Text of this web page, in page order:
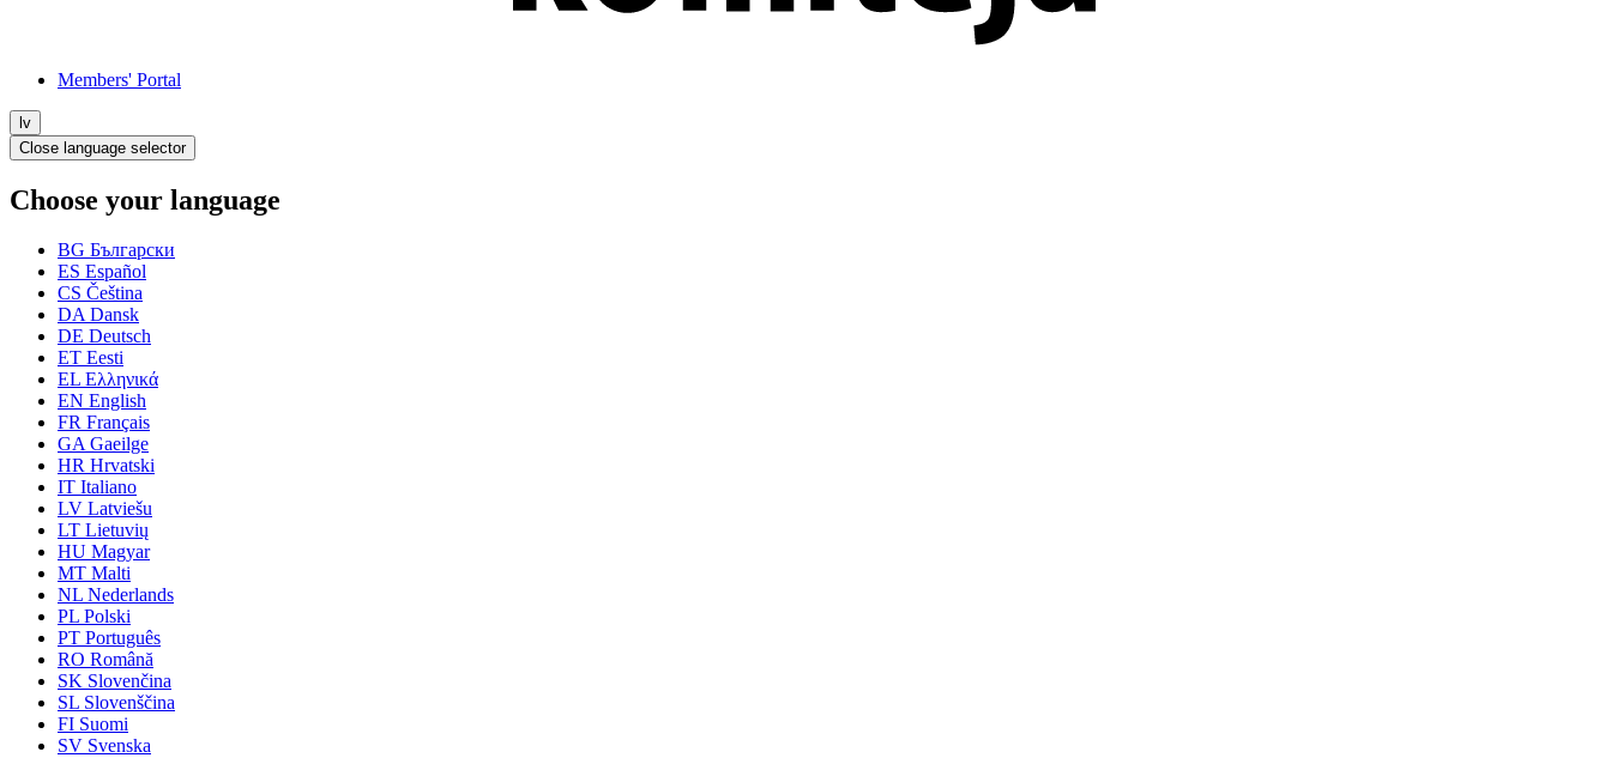
Members' Portal
lv
Close language selector
Choose your language
BG Български
ES Español
CS Čeština
DADansk
DE Deutsch
ET Eesti
EL Ελληνικά
EN English
FR Français
GAGaeilge
HR Hrvatski
IT Italiano
LV Latviešu
LT Lietuvių
HU Magyar
MT Malti
NL Nederlands
PL Polski
PT Português
RO Română
SK Slovenčina
SL Slovenščina
FI Suomi
SV Svenska